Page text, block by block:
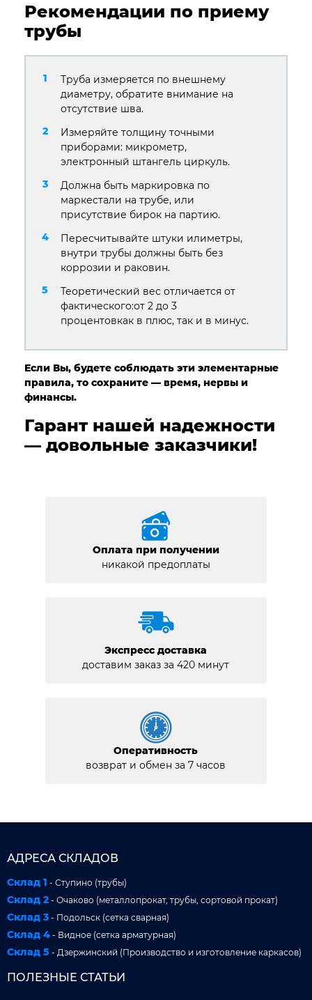
Рекомендации по приему
трубы
Труба измеряется по внешнему
диаметру, обратите внимание на
отсутствие шва.
Измеряйте толщину точными
приборами: микрометр,
электронный штангель циркуль.
Должна быть маркировка по
маркестали на трубе, или
присутствие бирок на партию.
Пересчитывайте штуки илиметры,
внутри трубы должны быть без
коррозии и раковин.
Теоретический вес отличается от
фактического:от 2 до 3
процентовкак в плюс, так и в минус.
Если Вы, будете соблюдать эти элементарные
правила, то сохраните — время, нервы и
финансы.
Гарант нашей надежности
— довольные заказчики!
Оплата при получении
никакой предоплаты
Экспресс доставка
доставим заказ за 420 минут
Оперативность
возврат и обмен за 7 часов
АДРЕСА СКЛАДОВ
Склад 1 - Ступино (трубы)
Склад 2 - Очаково (металлопрокат, трубы, сортовой прокат)
Склад 3 - Подольск (сетка сварная)
Склад 4 - Видное (сетка арматурная)
Склад 5 - Дзержинский (Производство и изготовление каркасов)
ПОЛЕЗНЫЕ СТАТЬИ